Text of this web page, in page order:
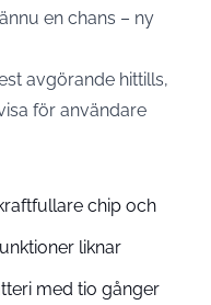
en chans – ny
avgörande hittills,
för användare
chip och
liknar
med tio gånger